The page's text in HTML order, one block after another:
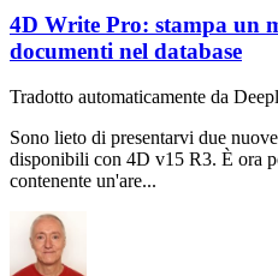
4D Write Pro: stampa un
documenti nel database
Tradotto automaticamente da Deepl
Sono lieto di presentarvi due
disponibili con 4D v15 R3. È ora
contenente un'are...